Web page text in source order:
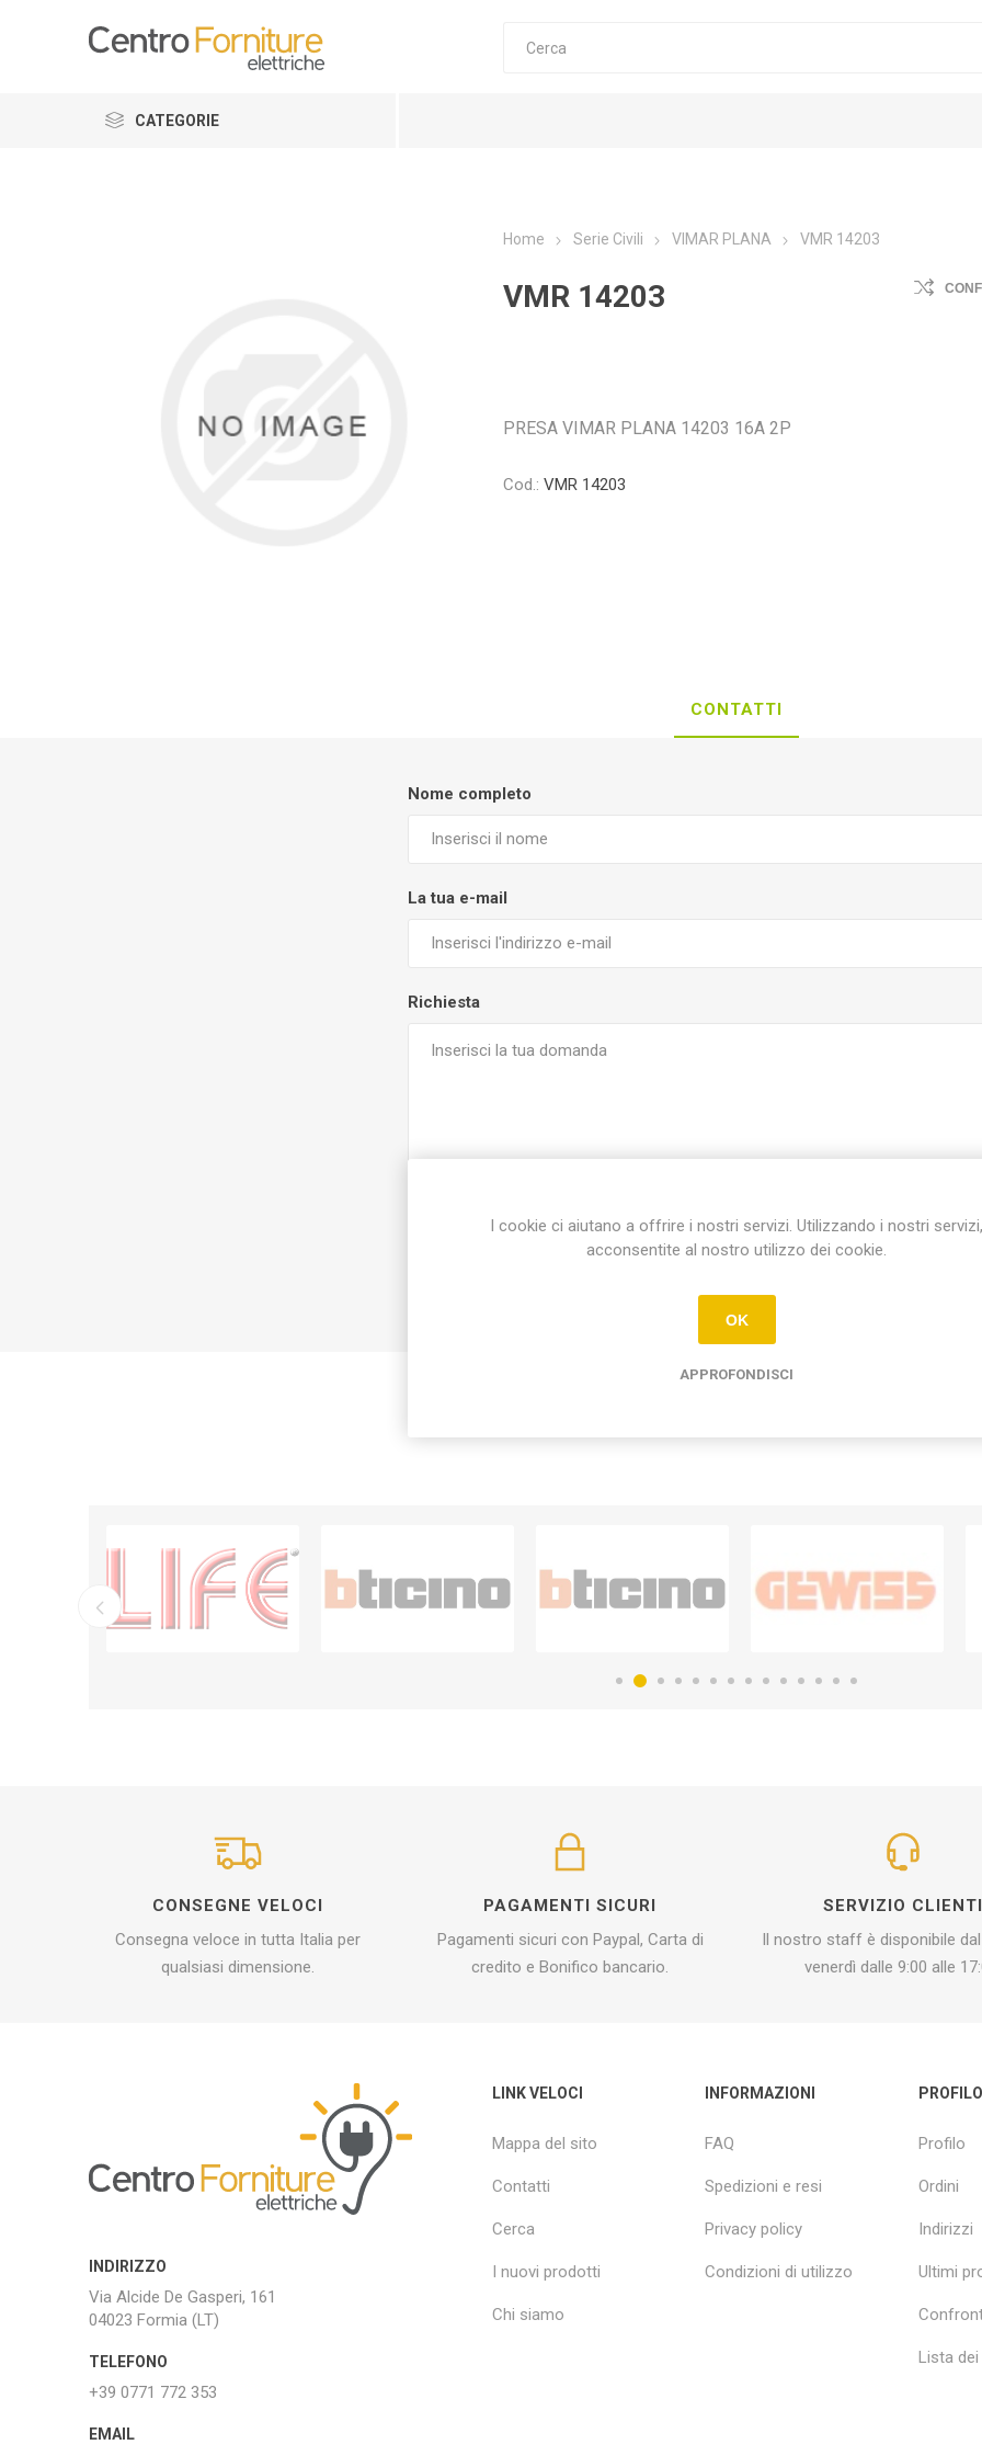
CATEGORIE
Home Serie Civili VIMAR PLANA VMR 14203
VMR 14203
PRESA VIMAR PLANA 14203 16A 2P
Cod.: VMR 14203
CONTATTI
Nome completo
La tua e-mail
Richiesta
INVIA
CONSEGNE VELOCI
Consegna veloce in tutta Italia per
qualsiasi dimensione.
PAGAMENTI SICURI
Pagamenti sicuri con Paypal, Carta di
credito e Bonifico bancario.
SERVIZIO CLIENTI
Il nostro staff è disponibile
venerdì dalle 9:00 alle
INDIRIZZO
Via Alcide De Gasperi, 161
04023 Formia (LT)
TELEFONO
+39 0771 772 353
EMAIL
LINK VELOCI
Mappa del sito
Contatti
Cerca
I nuovi prodotti
Chi siamo
INFORMAZIONI
FAQ
Spedizioni e resi
Privacy policy
Condizioni di utilizzo
PROFILO
Profilo
Ordini
Indirizzi
Ultimi
Lista
I cookie ci aiutano a offrire i nostri servizi. Utilizzando i nostri servizi,
acconsentite al nostro utilizzo dei cookie.
OK
APPROFONDISCI